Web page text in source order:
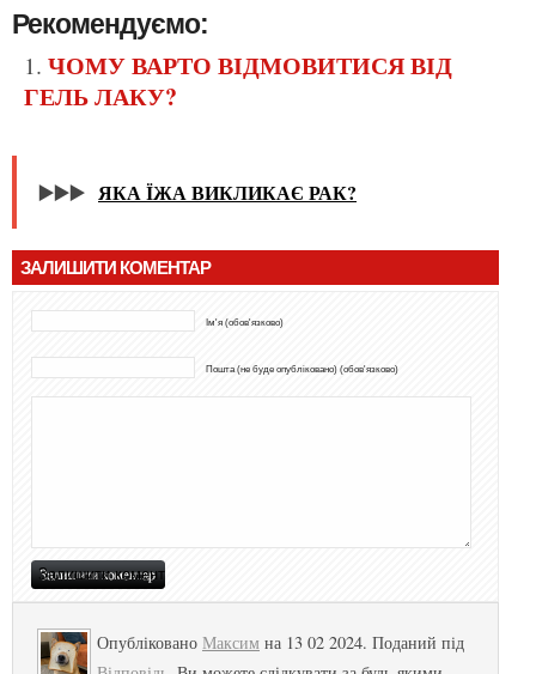
Рекомендуємо:
ЧОМУ ВАРТО ВІДМОВИТИСЯ ВІД
ГЕЛЬ ЛАКУ?
▶️▶️▶️ ЯКА ЇЖА ВИКЛИКАЄ РАК?
ЗАЛИШИТИ КОМЕНТАР
Ім'я (обов'язково)
Пошта (не буде опубліковано) (обов'язково)
Опубліковано Максим на 13 02 2024. Поданий під